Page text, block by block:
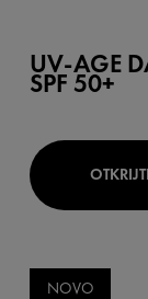
UV-AGE
SPF 50+
NOVO